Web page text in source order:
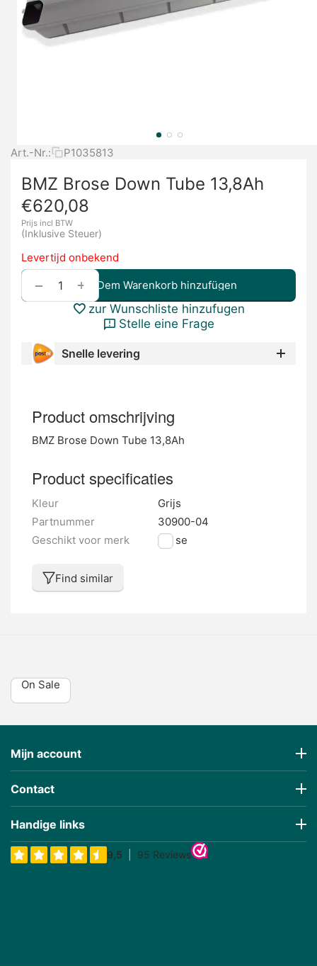
Art.-Nr.: P1035813
BMZ Brose Down Tube 13,8Ah
€620,08
Prijs incl BTW
(Inklusive Steuer)
Levertijd onbekend
+
− Dem Warenkorb hinzufügen
zur Wunschliste hinzufugen
Stelle eine Frage
Snelle levering
Product omschrijving
BMZ Brose Down Tube 13,8Ah
Product specificaties
Kleur
Grijs
Partnummer
30900-04
Geschikt voor merk
Brose
Find similar
On Sale
Mijn account
Contact
Handige links